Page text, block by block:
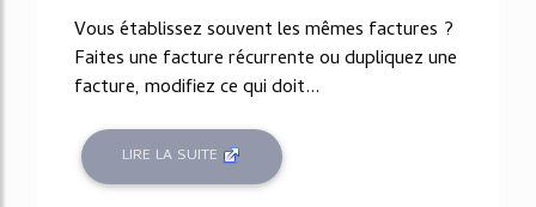
Vous établissez souvent les mêmes factures ?
Faites une facture récurrente ou dupliquez une
facture, modifiez ce qui doit...
LIRE LA SUITE